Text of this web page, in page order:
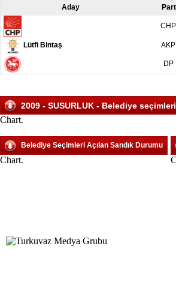
Aday
CHP
Lütfi Bintaş AKP
DP
2009 - SUSURLUK - Belediye
Chart.
Belediye Seçimleri Açılan Sandık Durumu
Chart.